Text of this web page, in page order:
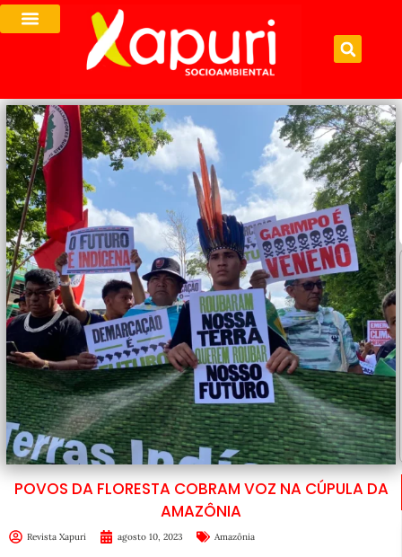
POVOS DA FLORESTA COBRAM VOZ NA CÚPULA DA
AMAZÔNIA
Revista Xapuri agosto 10, 2023 Amazônia